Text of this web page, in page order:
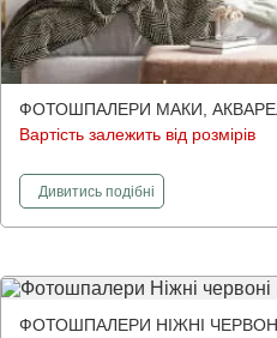
ФОТОШПАЛЕРИ МАКИ,
Вартість залежить від розмірів
Дивитисьфотошпалери
подібні
ФОТОШПАЛЕРИ НІЖНІ